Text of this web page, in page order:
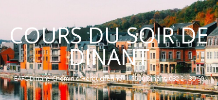
COURS DU SOIR DE
DINANT
EAFC Dinant. Chemin d'Herbuchenne, 1. 5500 Dinant. 082 21 30 60